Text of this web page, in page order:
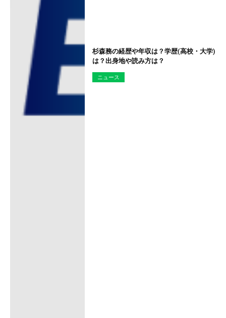
杉森務の経歴や年収は？学歴(高校・大学)
は？出身地や読み方は？
ニュース